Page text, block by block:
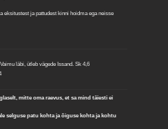
eksitustest ja pattudest kinni hoidma ega neisse
läbi, ütleb vägede Issand.Sk 4,6
mitte oma raevus, et sa mind täiesti ei
selguse patu kohta ja õiguse kohta ja kohtu